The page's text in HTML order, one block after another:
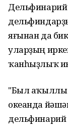
Дельфинарий
яғынан да
уларҙың
ҡанһыҙлыҡ
"Был аҡыллы
океанда
дельфинарий